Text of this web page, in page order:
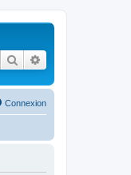
Rechercher
Connexion